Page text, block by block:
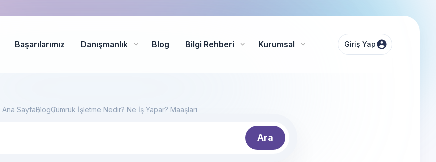
Başarılarımız Danışmanlık Blog Bilgi Rehberi Kurumsal Giriş Yap
Ana SayfaBlogGümrük İşletme Nedir? Ne İş Yapar? Maaşları
Ara